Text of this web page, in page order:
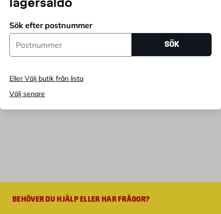
Sök efter postnummer
Postnummer
SÖK
Eller Välj butik från lista
Välj senare
BEHÖVER DU HJÄLP ELLER HAR FRÅGOR?